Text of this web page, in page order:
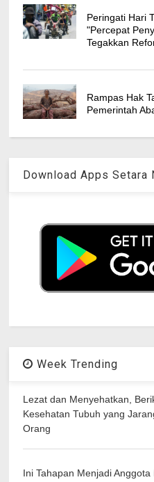
Peringati Hari
"Percepat
Tegakkan
Rampas Hak
Pemerintah
Download Apps Setara
Week Trending
Lezat dan Menyehatkan,
Kesehatan Tubuh yang
Orang
Ini Tahapan Menjadi